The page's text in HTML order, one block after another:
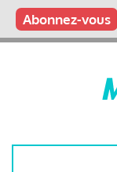
Aller
contenu
Main
Qui sommes nous ?
Vous publiez
Nous publions
Contactez-nous
Abonnez-vous